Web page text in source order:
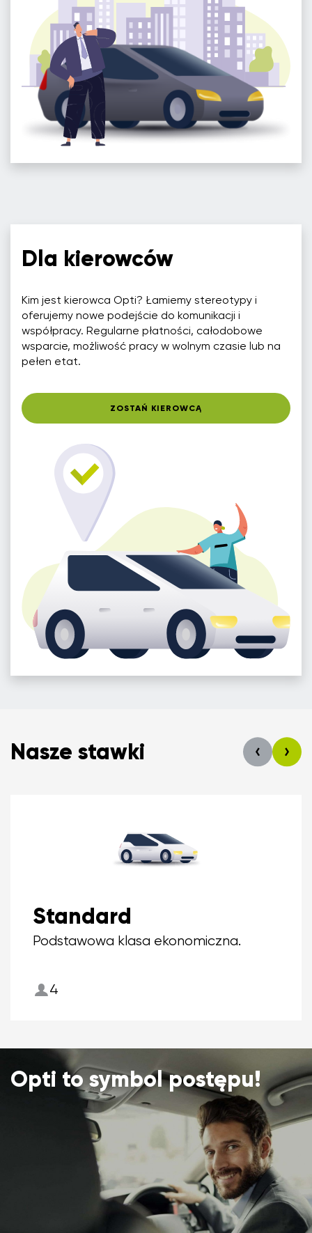
Dla kierowców
Kim jest kierowca Opti? Łamiemy stereotypy i
oferujemy nowe podejście do komunikacji i
współpracy. Regularne płatności, całodobowe
wsparcie, możliwość pracy w wolnym czasie lub na
pełen etat.
ZOSTAŃ KIEROWCĄ
Nasze stawki
Standard
Podstawowa klasa ekonomiczna.
4
Opti to symbol postępu!